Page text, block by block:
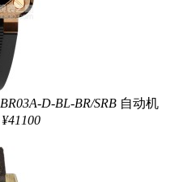
BR03A-D-BL-BR/SRB 自动机
¥41100